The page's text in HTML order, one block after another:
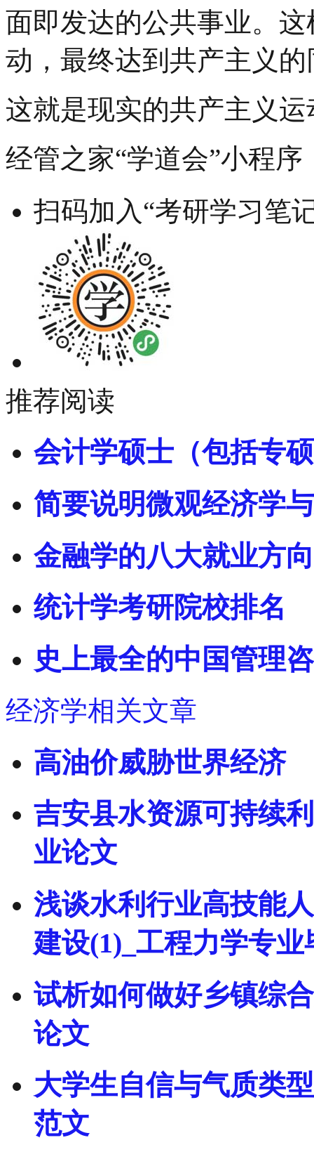
面即发达的公共事业。
动，最终达到共产主义的
这就是现实的共产主义运
经管之家“学道会”小程序
扫码加入“考研学习笔
推荐阅读
会计学硕士（包括专
简要说明微观经济学
金融学的八大就业方
统计学考研院校排名
史上最全的中国管理
经济学相关文章
高油价威胁世界经济
吉安县水资源可持续
业论文
浅谈水利行业高技能
建设(1)_工程力学专业
试析如何做好乡镇综
论文
大学生自信与气质类
范文